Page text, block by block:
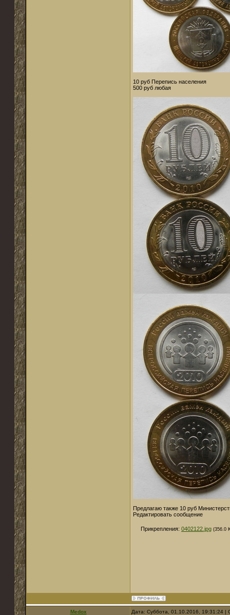
10 руб Перепись населения
500 руб любая
Предлагаю также 10 руб
Редактировать сообщение
Прикрепления: 0402122.jpg (356.0
Medox Дата: Суббота, 01.10.2016, 19:31:24